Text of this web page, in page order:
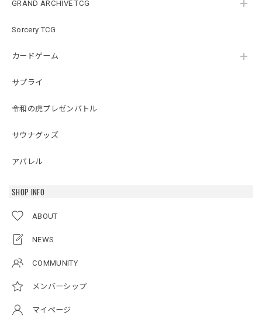
GRAND ARCHIVE TCG
Sorcery TCG
カードゲーム
サプライ
令和の虎プレゼンバトル
サウナグッズ
アパレル
SHOP INFO
ABOUT
NEWS
COMMUNITY
メンバーシップ
マイページ